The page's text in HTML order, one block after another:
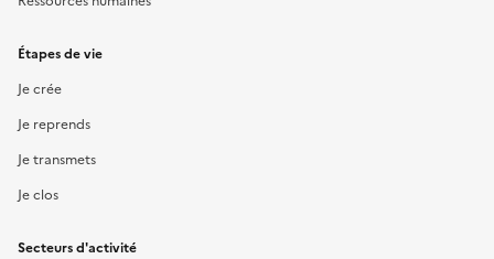
Étapes de vie
Je crée
Je reprends
Je transmets
Je clos
Secteurs d'activité